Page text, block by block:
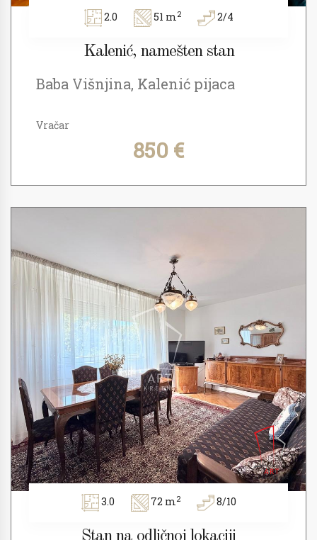
2.0 51 m2 2/4
Kalenić, namešten stan
Baba Višnjina, Kalenić pijaca
Vračar
850 €
3.0 72 m2 8/10
Stan na odličnoj lokaciji